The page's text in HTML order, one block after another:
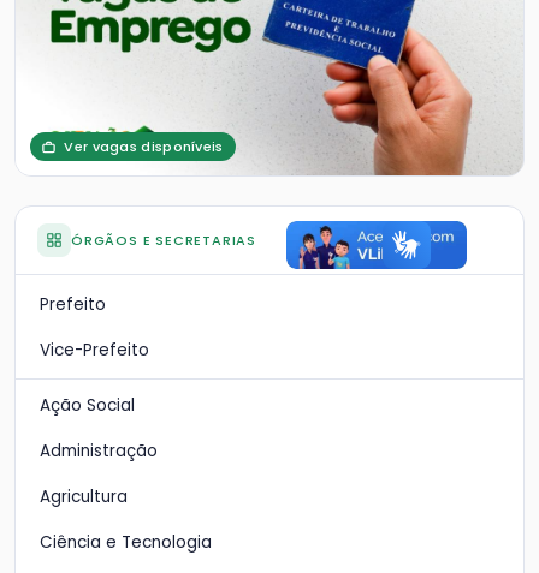
Ver vagas disponíveis
ÓRGÃOS E SECRETARIAS
Prefeito
Vice-Prefeito
Ação Social
Administração
Agricultura
Ciência e Tecnologia